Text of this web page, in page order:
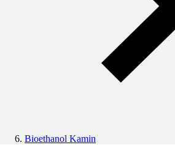
Bioethanol Kamin